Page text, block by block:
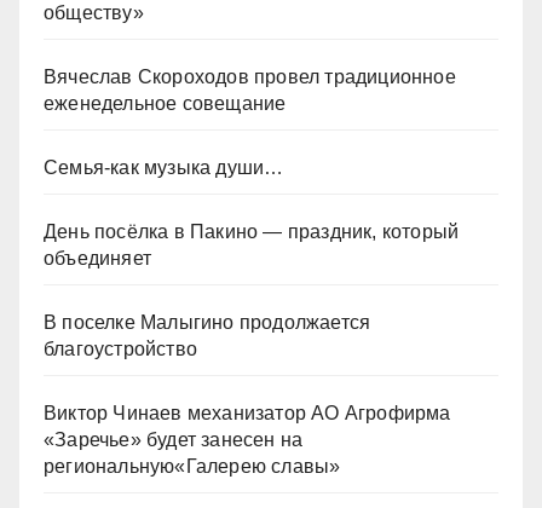
обществу»
Вячеслав Скороходов провел традиционное
еженедельное совещание
Семья-как музыка души…
День посёлка в Пакино — праздник, который
объединяет
В поселке Малыгино продолжается
благоустройство
Виктор Чинаев механизатор АО Агрофирма
«Заречье» будет занесен на
региональную«Галерею славы»